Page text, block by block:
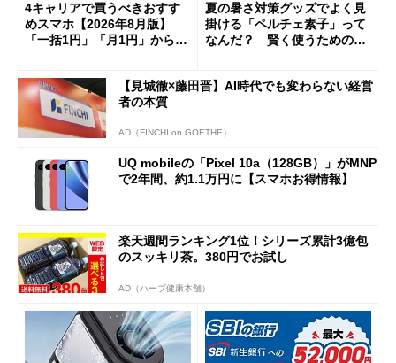
4キャリアで買うべきおすす
めスマホ【2026年8月版】
「一括1円」「月1円」からお
夏の暑さ対策グッズでよく見
掛ける「ペルチェ素子」って
なんだ？ 賢く使うための注
【見城徹×藤田晋】AI時代でも変わらない経営
者の本質
AD（FINCHI on GOETHE）
UQ mobileの「Pixel 10a（128GB）」がMNP
で2年間、約1.1万円に【スマホお得情報】
楽天週間ランキング1位！シリーズ累計3億包
のスッキリ茶。380円でお試し
AD（ハーブ健康本舗）